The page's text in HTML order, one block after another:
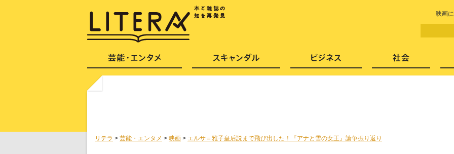
映画
リテラ > 芸能・エンタメ > 映画 > エルサ＝雅子皇后説まで飛び出した！『アナと雪の女王』論争振り返り
芸能・エンタメ スキャンダル